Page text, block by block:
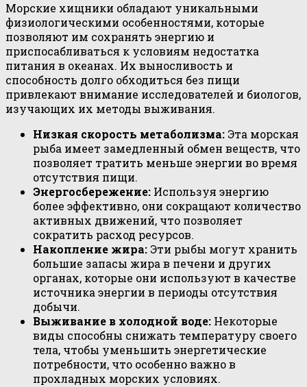
Морские хищники обладают уникальными
физиологическими особенностями, которые
позволяют им сохранять энергию и
приспосабливаться к условиям недостатка
питания в океанах. Их выносливость и
способность долго обходиться без пищи
привлекают внимание исследователей и биологов,
изучающих их методы выживания.
Низкая скорость метаболизма: Эта морская
рыба имеет замедленный обмен веществ, что
позволяет тратить меньше энергии во время
отсутствия пищи.
Энергосбережение: Используя энергию
более эффективно, они сокращают количество
активных движений, что позволяет
сократить расход ресурсов.
Накопление жира: Эти рыбы могут хранить
большие запасы жира в печени и других
органах, которые они используют в качестве
источника энергии в периоды отсутствия
добычи.
Выживание в холодной воде: Некоторые
виды способны снижать температуру своего
тела, чтобы уменьшить энергетические
потребности, что особенно важно в
прохладных морских условиях.